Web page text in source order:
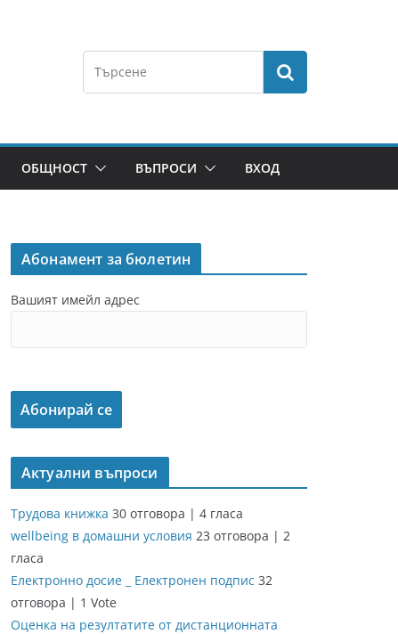
ОБЩНОСТ ВЪПРОСИ ВХОД
Абонамент за бюлетин
Вашият имейл адрес
Актуални въпроси
Трудова книжка 30 отговора | 4 гласа
wellbeing в домашни условия 23 отговора | 2
гласа
Електронно досие _ Електронен подпис 32
отговора | 1 Vote
Оценка на резултатите от дистанционната